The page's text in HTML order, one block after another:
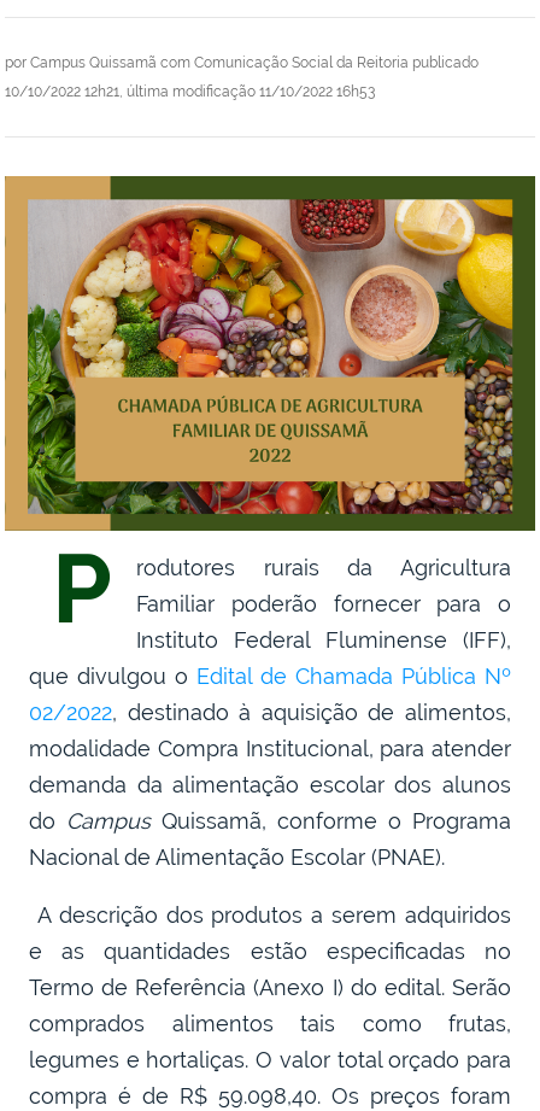
por Campus Quissamã com Comunicação Social da Reitoria publicado
10/10/2022 12h21, última modificação 11/10/2022 16h53
P
rodutores rurais da Agricultura
Familiar poderão fornecer para o
Instituto Federal Fluminense (IFF),
que divulgou o Edital de Chamada Pública Nº
02/2022, destinado à aquisição de alimentos,
modalidade Compra Institucional, para atender
demanda da alimentação escolar dos alunos
do CampusQuissamã, conforme o Programa
Nacional de Alimentação Escolar (PNAE).
A descrição dos produtos a serem adquiridos
e as quantidades estão especificadas no
Termo de Referência (Anexo I) do edital. Serão
comprados alimentos tais como frutas,
legumes e hortaliças. O valor total orçado para
compra é de R$ 59.098,40. Os preços foram